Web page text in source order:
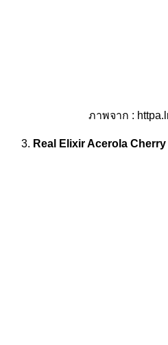
ภาพจาก :
Real Elixir Acerola